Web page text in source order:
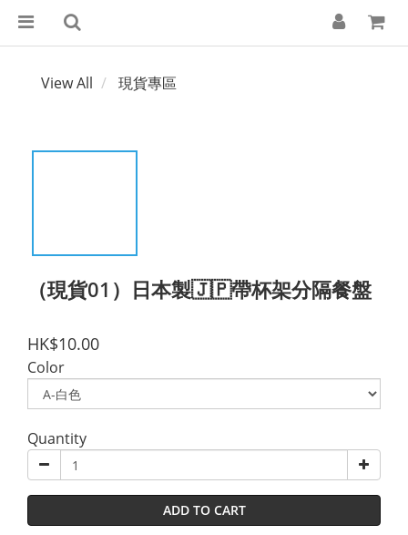
View All 現貨專區
（現貨01）日本製🇯🇵帶杯架分隔餐盤
HK$10.00
Color
Quantity
ADD TO CART